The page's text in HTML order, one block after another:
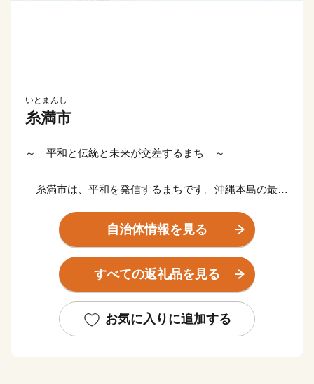
いとまんし
糸満市
～ 平和と伝統と未来が交差するまち ～
糸満市は、平和を発信するまちです。沖縄本島の最南
の塔や平和祈念公園をはじめ、各都道府県の慰霊碑が多
数存在するなど平和の尊さと戦争の悲惨さを発信するま
ちで、修学旅行など平和学習の場となっています。
レーや糸満大綱引をはじめ、ウシデーク、棒術、エイサ
ーなどの伝統行事が各字に息づき、また全国でも珍しい
自治体情報を見る
すべての返礼品を見る
お気に入りに追加する